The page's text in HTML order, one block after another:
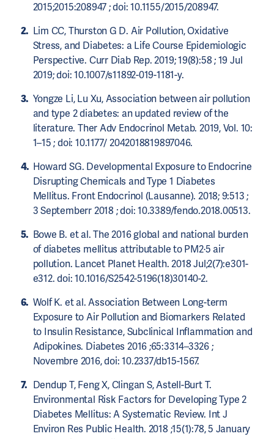
2015;2015:208947 ; doi: 10.1155/2015/208947.
Lim CC, Thurston G D. Air Pollution, Oxidative
Stress, and Diabetes: a Life Course Epidemiologic
Perspective. Curr Diab Rep. 2019; 19(8):58 ; 19 Jul
2019; doi: 10.1007/s11892-019-1181-y.
Yongze Li, Lu Xu, Association between air pollution
and type 2 diabetes: an updated review of the
literature. Ther Adv Endocrinol Metab. 2019, Vol. 10:
1–15 ; doi: 10.1177/ 2042018819897046.
Howard SG. Developmental Exposure to Endocrine
Disrupting Chemicals and Type 1 Diabetes
Mellitus. Front Endocrinol (Lausanne). 2018; 9:513 ;
3 Septemberr 2018 ; doi: 10.3389/fendo.2018.00513.
Bowe B. et al. The 2016 global and national burden
of diabetes mellitus attributable to PM2·5 air
pollution. Lancet Planet Health. 2018 Jul;2(7):e301-
e312. doi: 10.1016/S2542-5196(18)30140-2.
Wolf K. et al. Association Between Long-term
Exposure to Air Pollution and Biomarkers Related
to Insulin Resistance, Subclinical Inflammation and
Adipokines. Diabetes 2016 ;65:3314–3326 ;
Novembre 2016, doi: 10.2337/db15-1567.
Dendup T, Feng X, Clingan S, Astell-Burt T.
Environmental Risk Factors for Developing Type 2
Diabetes Mellitus: A Systematic Review. Int J
Environ Res Public Health. 2018 ;15(1):78, 5 January